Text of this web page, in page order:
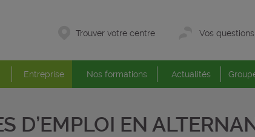
Trouver votre centre Vos questions
Entreprise Nos formations Actualités
D’EMPLOI EN